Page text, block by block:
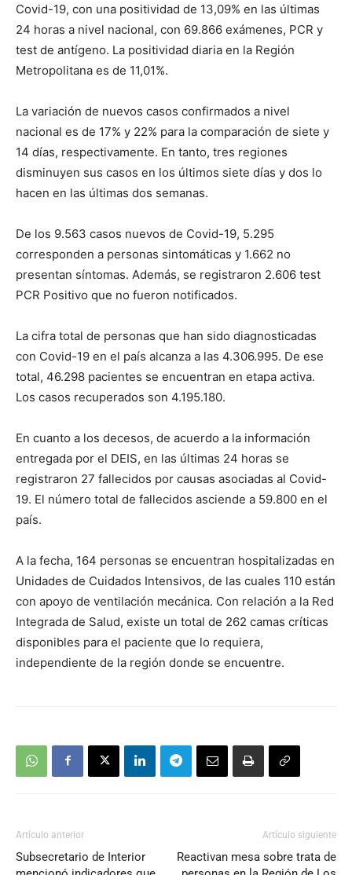
Covid-19, con una positividad de 13,09% en las últimas
24 horas a nivel nacional, con 69.866 exámenes, PCR y
test de antígeno. La positividad diaria en la Región
Metropolitana es de 11,01%.
La variación de nuevos casos confirmados a nivel
nacional es de 17% y 22% para la comparación de siete y
14 días, respectivamente. En tanto, tres regiones
disminuyen sus casos en los últimos siete días y dos lo
hacen en las últimas dos semanas.
De los 9.563 casos nuevos de Covid-19, 5.295
corresponden a personas sintomáticas y 1.662 no
presentan síntomas. Además, se registraron 2.606 test
PCR Positivo que no fueron notificados.
La cifra total de personas que han sido diagnosticadas
con Covid-19 en el país alcanza a las 4.306.995. De ese
total, 46.298 pacientes se encuentran en etapa activa.
Los casos recuperados son 4.195.180.
En cuanto a los decesos, de acuerdo a la información
entregada por el DEIS, en las últimas 24 horas se
registraron 27 fallecidos por causas asociadas al Covid-
19. El número total de fallecidos asciende a 59.800 en el
país.
A la fecha, 164 personas se encuentran hospitalizadas en
Unidades de Cuidados Intensivos, de las cuales 110 están
con apoyo de ventilación mecánica. Con relación a la Red
Integrada de Salud, existe un total de 262 camas críticas
disponibles para el paciente que lo requiera,
independiente de la región donde se encuentre.
Artículo anterior
Subsecretario de Interior
Artículo siguiente
Reactivan mesa sobre trata de